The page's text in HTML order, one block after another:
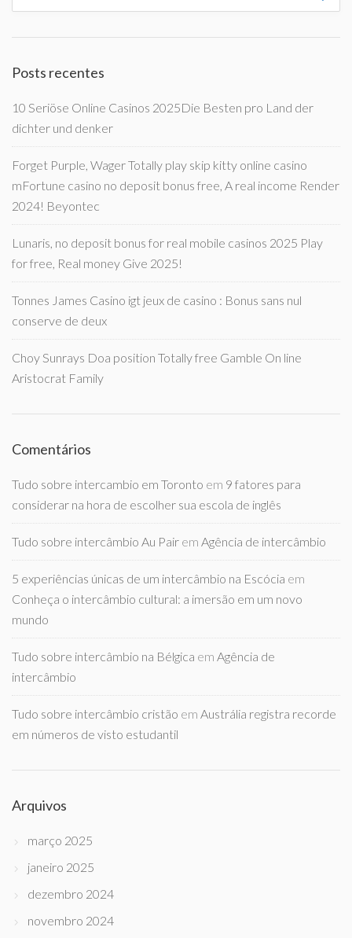
Posts recentes
10 Seriöse Online Casinos 2025Die Besten pro Land der
dichter und denker
Forget Purple, Wager Totally play skip kitty online casino
mFortune casino no deposit bonus free, A real income Render
2024! Beyontec
Lunaris, no deposit bonus for real mobile casinos 2025 Play
for free, Real money Give 2025!
Tonnes James Casino igt jeux de casino : Bonus sans nul
conserve de deux
Choy Sunrays Doa position Totally free Gamble On line
Aristocrat Family
Comentários
Tudo sobre intercambio em Toronto em 9 fatores para
considerar na hora de escolher sua escola de inglês
Tudo sobre intercâmbio Au Pair em Agência de intercâmbio
5 experiências únicas de um intercâmbio na Escócia em
Conheça o intercâmbio cultural: a imersão em um novo
mundo
Tudo sobre intercâmbio na Bélgica em Agência de
intercâmbio
Tudo sobre intercâmbio cristão em Austrália registra recorde
em números de visto estudantil
Arquivos
março 2025
janeiro 2025
dezembro 2024
novembro 2024